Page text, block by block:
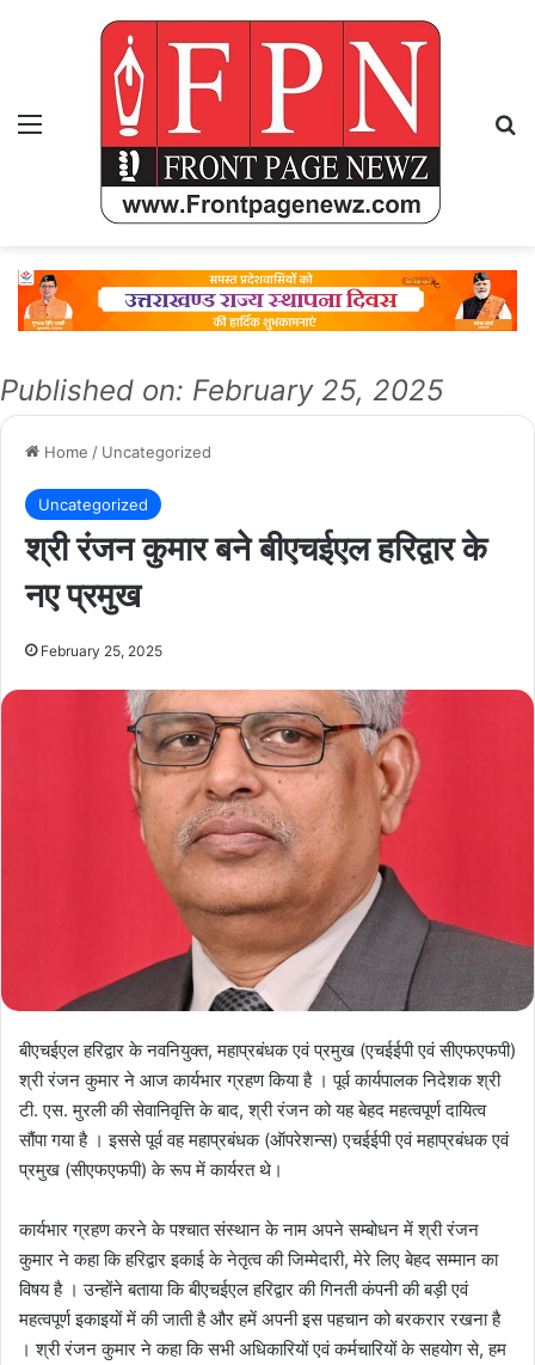
Menu
Published on: February 25, 2025
Home / Uncategorized
Uncategorized
श्री रंजन कुमार बने बीएचईएल हरिद्वार के
नए प्रमुख
February 25, 2025
बीएचईएल हरिद्वार के नवनियुक्त, महाप्रबंधक एवं प्रमुख (एचईईपी एवं सीएफएफपी)
श्री रंजन कुमार ने आज कार्यभार ग्रहण किया है । पूर्व कार्यपालक निदेशक श्री
टी. एस. मुरली की सेवानिवृत्ति के बाद, श्री रंजन को यह बेहद महत्वपूर्ण दायित्व
सौंपा गया है । इससे पूर्व वह महाप्रबंधक (ऑपरेशन्स) एचईईपी एवं महाप्रबंधक एवं
प्रमुख (सीएफएफपी) के रूप में कार्यरत थे।
कार्यभार ग्रहण करने के पश्चात संस्थान के नाम अपने सम्बोधन में श्री रंजन
कुमार ने कहा कि हरिद्वार इकाई के नेतृत्व की जिम्मेदारी, मेरे लिए बेहद सम्मान का
विषय है । उन्होंने बताया कि बीएचईएल हरिद्वार की गिनती कंपनी की बड़ी एवं
महत्वपूर्ण इकाइयों में की जाती है और हमें अपनी इस पहचान को बरकरार रखना है
। श्री रंजन कुमार ने कहा कि सभी अधिकारियों एवं कर्मचारियों के सहयोग से, हम